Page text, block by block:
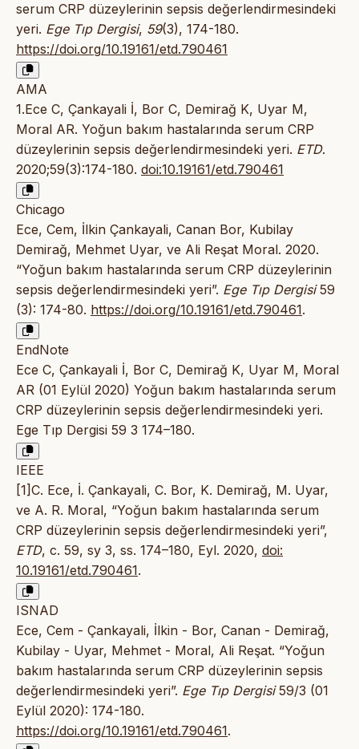
serum CRP düzeylerinin sepsis değerlendirmesindeki
yeri. Ege Tıp Dergisi, 59(3), 174-180.
https://doi.org/10.19161/etd.790461
AMA
1.Ece C, Çankayali İ, Bor C, Demirağ K, Uyar M,
Moral AR. Yoğun bakım hastalarında serum CRP
düzeylerinin sepsis değerlendirmesindeki yeri. ETD.
2020;59(3):174-180. doi:10.19161/etd.790461
Chicago
Ece, Cem, İlkin Çankayali, Canan Bor, Kubilay
Demirağ, Mehmet Uyar, ve Ali Reşat Moral. 2020.
“Yoğun bakım hastalarında serum CRP düzeylerinin
sepsis değerlendirmesindeki yeri”. Ege Tıp Dergisi59
(3): 174-80. https://doi.org/10.19161/etd.790461.
EndNote
Ece C, Çankayali İ, Bor C, Demirağ K, Uyar M, Moral
AR (01 Eylül 2020) Yoğun bakım hastalarında serum
CRP düzeylerinin sepsis değerlendirmesindeki yeri.
Ege Tıp Dergisi 59 3 174–180.
IEEE
[1]C. Ece, İ. Çankayali, C. Bor, K. Demirağ, M. Uyar,
ve A. R. Moral, “Yoğun bakım hastalarında serum
CRP düzeylerinin sepsis değerlendirmesindeki yeri”,
ETD, c. 59, sy 3, ss. 174–180, Eyl. 2020, doi:
10.19161/etd.790461.
ISNAD
Ece, Cem - Çankayali, İlkin - Bor, Canan - Demirağ,
Kubilay - Uyar, Mehmet - Moral, Ali Reşat. “Yoğun
bakım hastalarında serum CRP düzeylerinin sepsis
değerlendirmesindeki yeri”. Ege Tıp Dergisi59/3 (01
Eylül 2020): 174-180.
https://doi.org/10.19161/etd.790461.